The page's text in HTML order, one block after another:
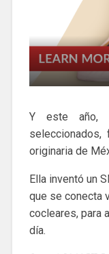
Y este año,
originaria de
Ella inventó un
que se conecta
cocleares, para
día.